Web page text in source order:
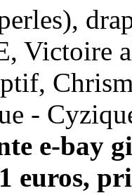
Victoire
-
e-bay
euros,